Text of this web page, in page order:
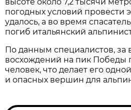
погодных условий провести
удалось, а во время
погиб итальянский
По данным специалистов, за
восхождений на пик Победы
человек, что делает его
и опасных вершин для